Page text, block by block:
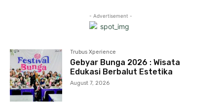
- Advertisement -
Trubus Xperience
Gebyar Bunga 2026 : Wisata
Edukasi Berbalut Estetika
August 7, 2026